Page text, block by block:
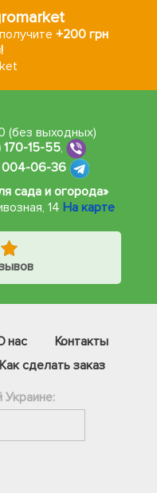
+200 грн
(без выходных)
170-15-55,
004-06-36
сада и огорода»
14 На карте
нас
Контакты
Как сделать заказ
Украине: